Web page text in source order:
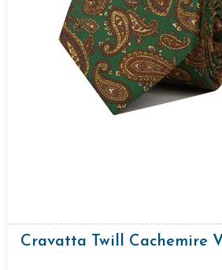
Cravatta Twill Cachemire